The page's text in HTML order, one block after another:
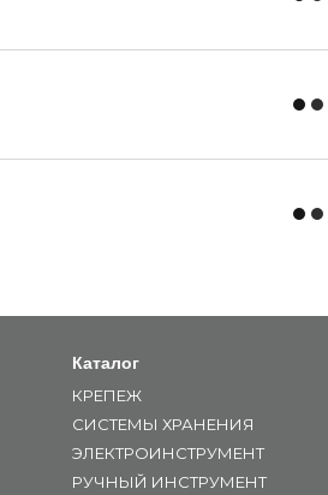
Каталог
КРЕПЕЖ
СИСТЕМЫ ХРАНЕНИЯ
ЭЛЕКТРОИНСТРУМЕНТ
РУЧНЫЙ ИНСТРУМЕНТ